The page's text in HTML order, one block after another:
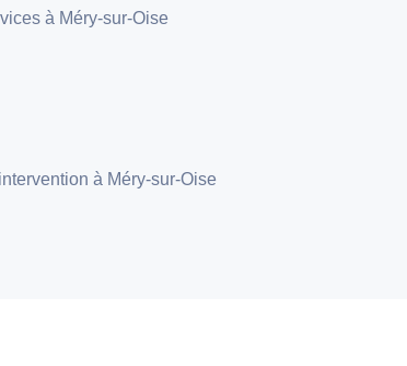
à Méry-sur-Oise
à Méry-sur-Oise